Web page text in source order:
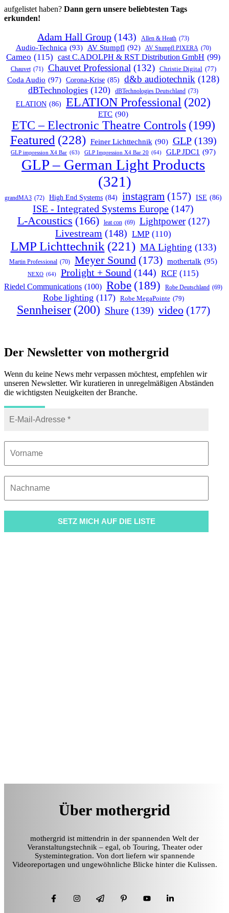
aufgelistet haben? Dann gern unsere beliebtesten Tags
erkunden!
Adam Hall Group (143) Allen & Heath (73)
Audio-Technica (93) AV Stumpfl (92) AV Stumpfl PIXERA (70)
Cameo (115) cast C.ADOLPH & RST Distribution GmbH (99)
Chauvet (71) Chauvet Professional (132) Christie Digital (77)
Coda Audio (97) Corona-Krise (85) d&b audiotechnik (128)
dBTechnologies (120) dBTechnologies Deutschland (73)
ELATION (86) ELATION Professional (202)
ETC (90)
ETC – Electronic Theatre Controls (199)
Featured (228) Feiner Lichttechnik (90) GLP (139)
GLP impression X4 Bar (63) GLP Impression X4 Bar 20 (64) GLP JDC1 (97)
GLP – German Light Products
(321)
grandMA3 (72) High End Systems (84) instagram (157) ISE (86)
ISE - Integrated Systems Europe (147)
L-Acoustics (166) leat con (69) Lightpower (127)
Livestream (148) LMP (110)
LMP Lichttechnik (221) MA Lighting (133)
Martin Professional (70) Meyer Sound (173) mothertalk (95)
NEXO (64) Prolight + Sound (144) RCF (115)
Riedel Communications (100) Robe (189) Robe Deutschland (69)
Robe lighting (117) Robe MegaPointe (79)
Sennheiser (200) Shure (139) video (177)
Der Newsletter von mothergrid
Wenn du keine News mehr verpassen möchtest, empfehlen wir
unseren Newsletter. Wir kuratieren in unregelmäßigen Abständen
die wichtigsten Neuigkeiten der Branche.
Über mothergrid
mothergrid ist mittendrin in der spannenden Welt der
Veranstaltungstechnik – egal, ob Touring, Theater oder
Systemintegration. Von dort liefern wir spannende
Videoreportagen und ungewöhnliche Blicke hinter die Kulissen.